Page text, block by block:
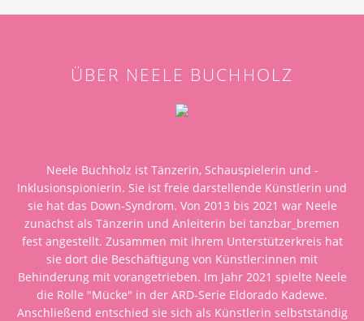
ÜBER NEELE BUCHHOLZ
Neele Buchholz ist Tänzerin, Schauspielerin und -
Inklusionspionierin. Sie ist freie darstellende Künstlerin und
sie hat das Down-Syndrom. Von 2013 bis 2021 war Neele
zunächst als Tänzerin und Anleiterin bei tanzbar_bremen
fest angestellt. Zusammen mit ihrem Unterstützerkreis hat
sie dort die Beschäftigung von Künstler:innen mit
Behinderung mit vorangetrieben. Im Jahr 2021 spielte Neele
die Rolle "Mücke" in der ARD-Serie Eldorado Kadewe.
Anschließend entschied sie sich als Künstlerin selbstständig